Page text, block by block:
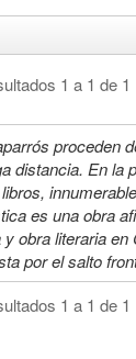
1 a 1 de 1
proceden
distancia. En
es una obra
obra literaria
por el salto
1 a 1 de 1